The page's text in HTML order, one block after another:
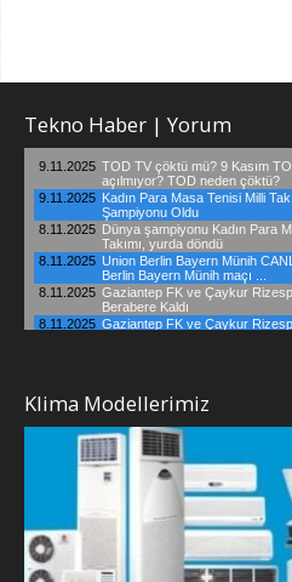
Tekno Haber | Yorum
Klima Modellerimiz